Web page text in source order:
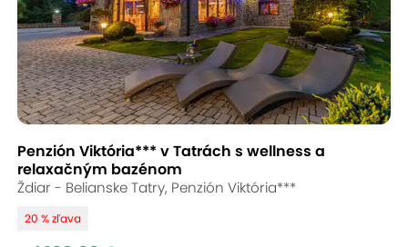
Penzión Viktória*** v Tatrách s wellness a
relaxačným bazénom
Ždiar - Belianske Tatry, Penzión Viktória***
20 % zľava